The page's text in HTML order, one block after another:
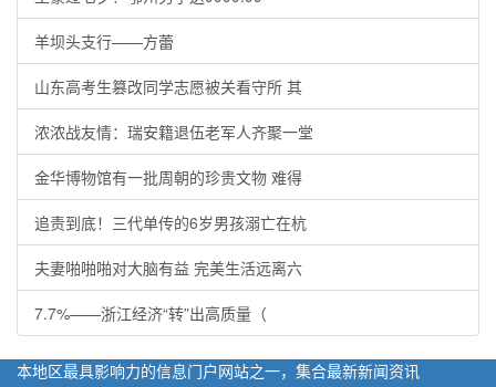
羊坝头支行——方蕾
山东高考生篡改同学志愿被关看守所 其
浓浓战友情：瑞安籍退伍老军人齐聚一堂
金华博物馆有一批周朝的珍贵文物 难得
追责到底！三代单传的6岁男孩溺亡在杭
夫妻啪啪啪对大脑有益 完美生活远离六
7.7%——浙江经济“转”出高质量（
本地区最具影响力的信息门户网站之一，集合最新新闻资讯